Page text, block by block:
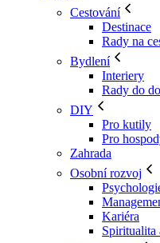
Cestování
Destinace
Rady na
Bydlení
Interiery
Rady do
DIY
Pro kutily
Pro
Zahrada
Osobní rozvoj
Kariéra
Spiritualita